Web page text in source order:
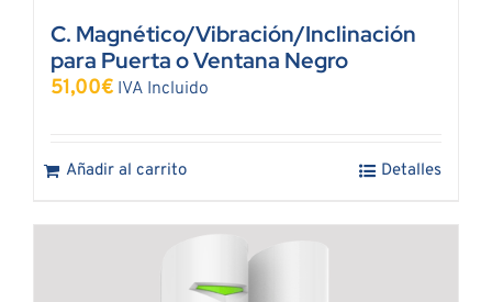
C. Magnético/Vibración/Inclinación
para Puerta o Ventana Negro
51,00€ IVA Incluido
Añadir al carrito Detalles